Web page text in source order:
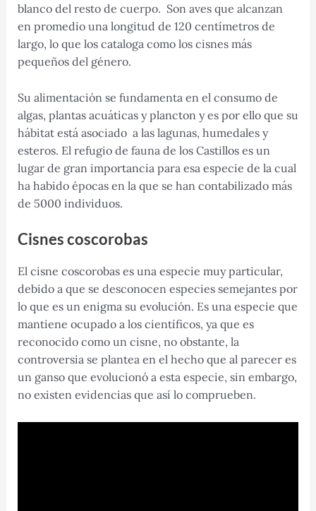
blanco del resto de cuerpo. Son aves que alcanzan
en promedio una longitud de 120 centímetros de
largo, lo que los cataloga como los cisnes más
pequeños del género.
Su alimentación se fundamenta en el consumo de
algas, plantas acuáticas y plancton y es por ello que su
hábitat está asociado a las lagunas, humedales y
esteros. El refugio de fauna de los Castillos es un
lugar de gran importancia para esa especie de la cual
ha habido épocas en la que se han contabilizado más
de 5000 individuos.
Cisnes coscorobas
El cisne coscorobas es una especie muy particular,
debido a que se desconocen especies semejantes por
lo que es un enigma su evolución. Es una especie que
mantiene ocupado a los científicos, ya que es
reconocido como un cisne, no obstante, la
controversia se plantea en el hecho que al parecer es
un ganso que evolucionó a esta especie, sin embargo,
no existen evidencias que así lo comprueben.